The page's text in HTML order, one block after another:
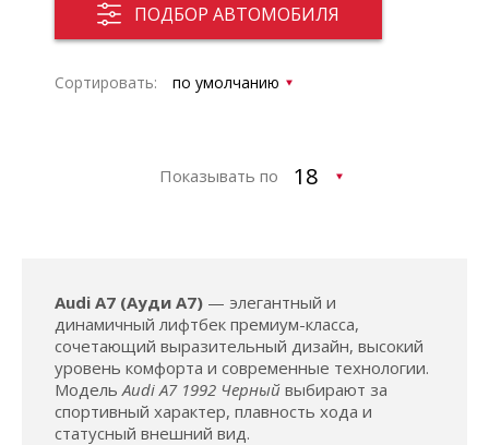
ПОДБОР АВТОМОБИЛЯ
Сортировать:
Показывать по
Audi A7 (Ауди А7) — элегантный и
динамичный лифтбек премиум-класса,
сочетающий выразительный дизайн, высокий
уровень комфорта и современные технологии.
МодельAudi A7 1992 Черный выбирают за
спортивный характер, плавность хода и
статусный внешний вид.